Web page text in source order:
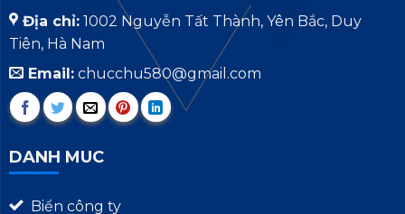
Địa chỉ:1002 Nguyễn Tất Thành, Yên Bắc, Duy
Tiên, Hà Nam
Email:chucchu580@gmail.com
DANH MUC
Biển công ty